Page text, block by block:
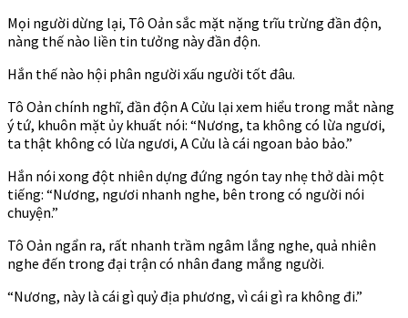
Mọi người dừng lại, Tô Oản sắc mặt nặng trĩu trừng đần độn,
nàng thế nào liền tin tưởng này đần độn.
Hắn thế nào hội phân người xấu người tốt đâu.
Tô Oản chính nghĩ, đần độn A Cửu lại xem hiểu trong mắt nàng
ý tứ, khuôn mặt ủy khuất nói: “Nương, ta không có lừa ngươi,
ta thật không có lừa ngươi, A Cửu là cái ngoan bảo bảo.”
Hắn nói xong đột nhiên dựng đứng ngón tay nhẹ thở dài một
tiếng: “Nương, ngươi nhanh nghe, bên trong có người nói
chuyện.”
Tô Oản ngẩn ra, rất nhanh trầm ngâm lắng nghe, quả nhiên
nghe đến trong đại trận có nhân đang mắng người.
“Nương, này là cái gì quỷ địa phương, vì cái gì ra không đi.”